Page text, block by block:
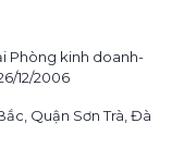
Phòng kinh doanh-
12/2006
Quận Sơn Trà, Đà